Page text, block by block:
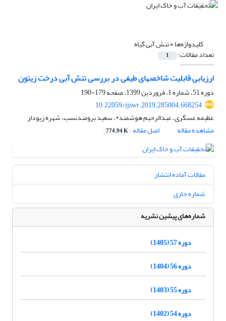
کلیدواژه‌ها =تنش آبی گیاه
تعداد مقالات: 1
ارزیابی قابلیت شاخص‏های طیفی در بررسی تنش آبی درخت زیتون
دوره 51، شماره 1، فروردین 1399، صفحه
179-190
10.22059/ijswr.2019.285004.668254
عظیمه عسگری، عبدالرحیم هوشمند*، سعید برومندنسب، شهره زیودار
مشاهده مقاله
اصل مقاله 774.94 K
مقالات آماده انتشار
شماره جاری
شماره‌های پیشین نشریه
دوره 57 (1405)
دوره 56 (1404)
دوره 55 (1403)
دوره 54 (1402)